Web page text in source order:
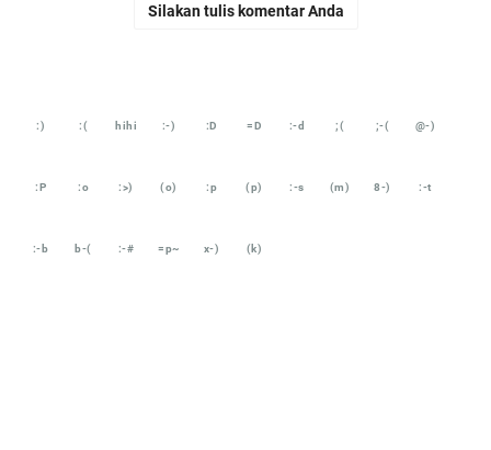
Silakan tulis komentar Anda
:) :( hihi :-) :D =D :-d ;( ;-( @-)
:P :o :>) (o) :p (p) :-s (m) 8-) :-t
:-b b-( :-# =p~ x-) (k)